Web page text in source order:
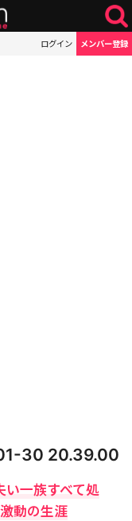
ログイン メンバー登録
30 20.39.00
い一族すべて処
動の生涯